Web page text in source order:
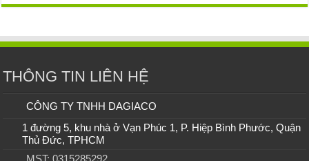
THÔNG TIN LIÊN HỆ
CÔNG TY TNHH DAGIACO
1 đường 5, khu nhà ở Vạn Phúc 1, P. Hiệp Bình Phước, Quận
Thủ Đức, TPHCM
MST: 0315285292